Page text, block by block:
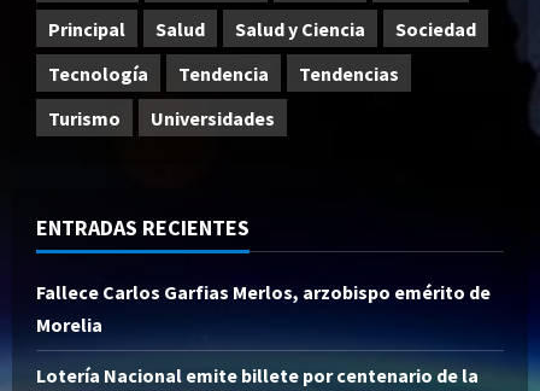
Principal
Salud Salud y Ciencia
Sociedad
Tecnología
Tendencia
Tendencias
Turismo
Universidades
ENTRADAS RECIENTES
Fallece Carlos Garfias Merlos, arzobispo emérito de
Morelia
Lotería Nacional emite billete por centenario de la